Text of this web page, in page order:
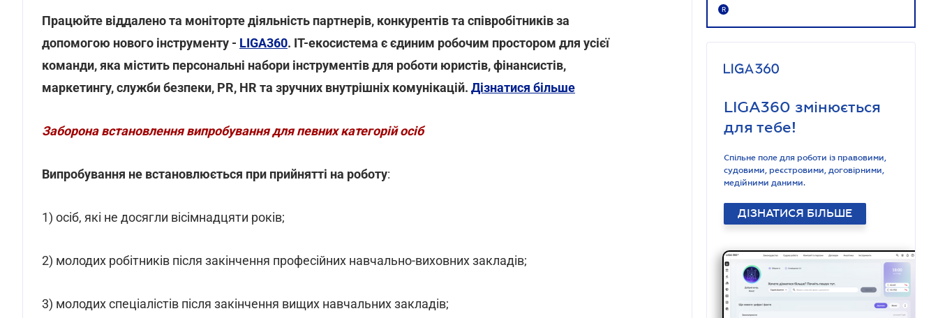
Працюйте віддалено та моніторте діяльність партнерів, конкурентів та співробітників за
допомогою нового інструменту - LIGA360. IT-екосистема є єдиним робочим простором для усієї
команди, яка містить персональні набори інструментів для роботи юристів, фінансистів,
маркетингу, служби безпеки, PR, HR та зручних внутрішніх комунікацій. Дізнатися більше
Заборона встановлення випробування для певних категорій осіб
Випробування не встановлюється при прийнятті на роботу:
1) осіб, які не досягли вісімнадцяти років;
2) молодих робітників після закінчення професійних навчально-виховних закладів;
3) молодих спеціалістів після закінчення вищих навчальних закладів;
R
LIGA360 змінюється
для тебе!
Спільне поле для роботи із правовими,
судовими, реєстровими, договірними,
медійними даними.
ДІЗНАТИСЯ БІЛЬШЕ